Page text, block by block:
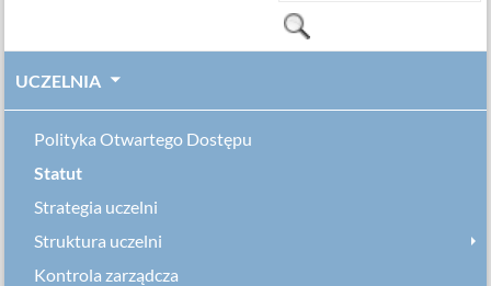
UCZELNIA
Polityka Otwartego Dostępu
Statut
Strategia uczelni
Struktura uczelni
Kontrola zarządcza